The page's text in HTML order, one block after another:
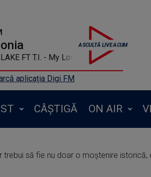
FT T.I. - My Love
aplicația Digi FM
CÂȘTIGĂ ON AIR
trebui să fie nu doar o moştenire istorică,